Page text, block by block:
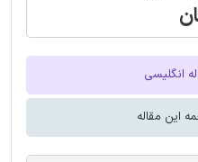
انگلیسی
این مقاله